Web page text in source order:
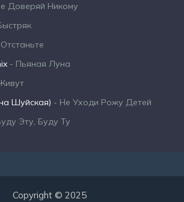
Доверяй Никому
- Пьяная Луна
Шуйская) - Не Уходи Рожу Детей
Эту, Буду Ту
Copyright © 2025